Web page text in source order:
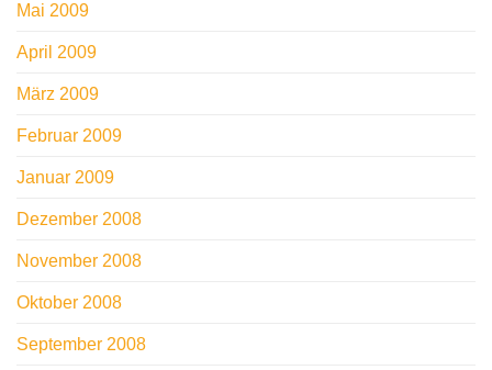
Mai 2009
April 2009
März 2009
Februar 2009
Januar 2009
Dezember 2008
November 2008
Oktober 2008
September 2008